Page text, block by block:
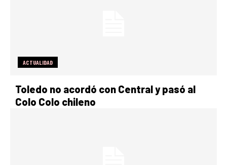
ACTUALIDAD
Toledo no acordó con Central y pasó al
Colo Colo chileno